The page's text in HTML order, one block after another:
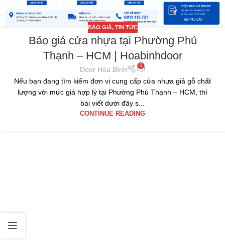
BÁO GIÁ, TIN TỨC
Báo giá cửa nhựa tại Phường Phú
Thạnh – HCM | Hoabinhdoor
Door Hòa Bình 0
Nếu bạn đang tìm kiếm đơn vị cung cấp cửa nhựa giả gỗ chất
lượng với mức giá hợp lý tại Phường Phú Thạnh – HCM, thì
bài viết dưới đây s...
CONTINUE READING